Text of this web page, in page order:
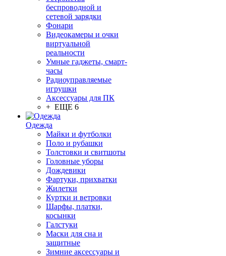
беспроводной и
сетевой зарядки
Фонари
Видеокамеры и очки
виртуальной
реальности
Умные гаджеты, смарт-
часы
Радиоуправляемые
игрушки
Аксессуары для ПК
+ ЕЩЕ 6
Одежда
Майки и футболки
Поло и рубашки
Толстовки и свитшоты
Головные уборы
Дождевики
Фартуки, прихватки
Жилетки
Куртки и ветровки
Шарфы, платки,
косынки
Галстуки
Маски для сна и
защитные
Зимние аксессуары и